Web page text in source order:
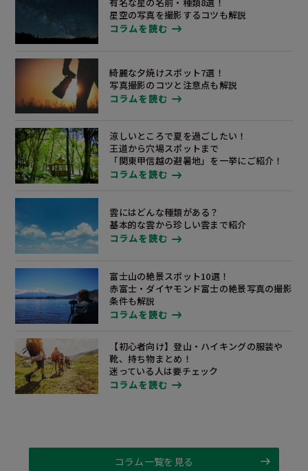
星空の写真を撮影するコツも解説
コラムを読む
綺麗な夕焼けスポット7選！
写真撮影のコツと注意点も解説
コラムを読む
涼しいところで夏を過ごしたい！
王道から穴場スポットまで
「関東甲信越の避暑地」 を一挙にご紹介！
コラムを読む
雲にはどんな種類がある？
基本的な雲から珍しい雲まで紹介
コラムを読む
富士山の絶景スポット10選！
赤富士・ダイヤモンド富士の絶景写真の撮影
条件も解説
コラムを読む
【初心者向け】登山・ハイキングの服装や
靴、 持ち物まとめ！
迷っている人は要チェック
コラムを読む
コラム一覧を見る